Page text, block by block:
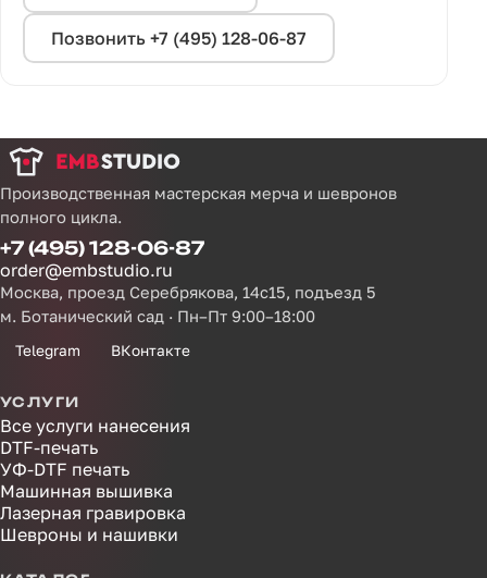
Позвонить +7 (495) 128-06-87
Производственная мастерская мерча и шевронов
полного цикла.
+7 (495) 128-06-87
order@embstudio.ru
Москва, проезд Серебрякова, 14с15, подъезд 5
м. Ботанический сад · Пн–Пт 9:00–18:00
Telegram ВКонтакте
УСЛУГИ
Все услуги нанесения
DTF-печать
УФ-DTF печать
Машинная вышивка
Лазерная гравировка
Шевроны и нашивки